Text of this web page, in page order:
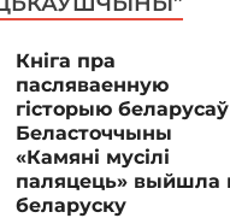
Кніга пра
пасляваенную
гісторыю беларусаў
Беласточчыны
«Камяні мусілі
паляцець» выйшла
беларуску